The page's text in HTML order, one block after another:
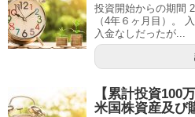
投資開始からの期間
（4年６ヶ月目）。
入金なしだったが...
【累計投資100
米国株資産及び